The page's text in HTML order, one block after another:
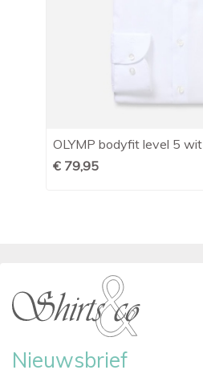
OLYMP bodyfit level 5 wit
€ 79,95
Nieuwsbrief